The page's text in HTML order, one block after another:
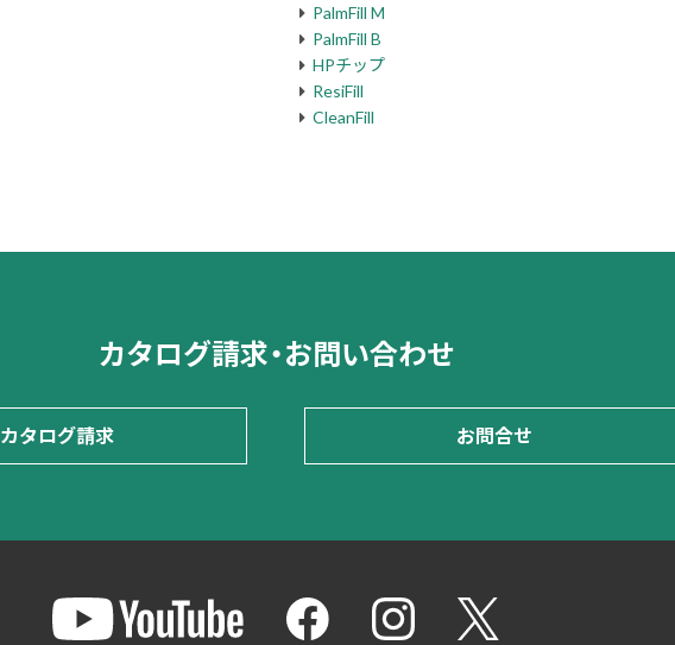
PalmFill M
PalmFill B
HPチップ
ResiFill
CleanFill
カタログ請求・お問い合わせ
カタログ請求 お問合せ